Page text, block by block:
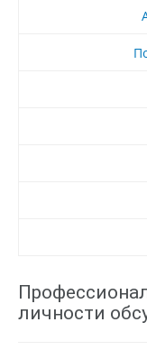
личности